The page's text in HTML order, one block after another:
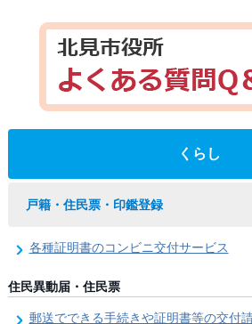
くらし
戸籍・住民票・印鑑登録
各種証明書のコンビニ交付サービス
住民異動届・住民票
郵送でできる手続きや証明書等の交付請求（住民